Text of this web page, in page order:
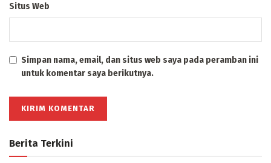
Situs Web
Simpan nama, email, dan situs web saya pada peramban ini
untuk komentar saya berikutnya.
Berita Terkini